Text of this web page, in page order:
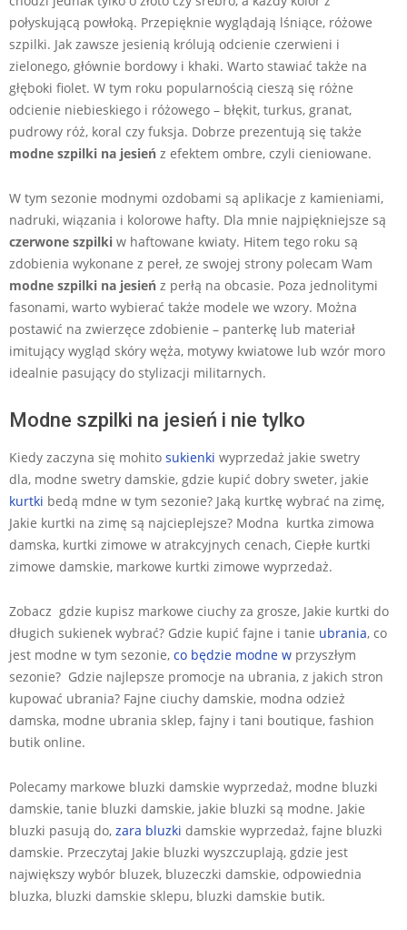
połyskującą powłoką. Przepięknie wyglądają lśniące, różowe
szpilki. Jak zawsze jesienią królują odcienie czerwieni i
zielonego, głównie bordowy i khaki. Warto stawiać także na
głęboki fiolet. W tym roku popularnością cieszą się różne
odcienie niebieskiego i różowego – błękit, turkus, granat,
pudrowy róż, koral czy fuksja. Dobrze prezentują się także
modne szpilki na jesień z efektem ombre, czyli cieniowane.
W tym sezonie modnymi ozdobami są aplikacje z kamieniami,
nadruki, wiązania i kolorowe hafty. Dla mnie najpiękniejsze są
czerwone szpilki w haftowane kwiaty. Hitem tego roku są
zdobienia wykonane z pereł, ze swojej strony polecam Wam
modne szpilki na jesień z perłą na obcasie. Poza jednolitymi
fasonami, warto wybierać także modele we wzory. Można
postawić na zwierzęce zdobienie – panterkę lub materiał
imitujący wygląd skóry węża, motywy kwiatowe lub wzór moro
idealnie pasujący do stylizacji militarnych.
Modne szpilki na jesień i nie tylko
Kiedy zaczyna się mohito sukienki wyprzedaż jakie swetry
dla, modne swetry damskie, gdzie kupić dobry sweter, jakie
kurtki bedą mdne w tym sezonie? Jaką kurtkę wybrać na zimę,
Jakie kurtki na zimę są najcieplejsze? Modna kurtka zimowa
damska, kurtki zimowe w atrakcyjnych cenach, Ciepłe kurtki
zimowe damskie, markowe kurtki zimowe wyprzedaż.
Zobacz gdzie kupisz markowe ciuchy za grosze, Jakie kurtki do
długich sukienek wybrać? Gdzie kupić fajne i tanie ubrania, co
jest modne w tym sezonie, co będzie modne w przyszłym
sezonie? Gdzie najlepsze promocje na ubrania, z jakich stron
kupować ubrania? Fajne ciuchy damskie, modna odzież
damska, modne ubrania sklep, fajny i tani boutique, fashion
butik online.
Polecamy markowe bluzki damskie wyprzedaż, modne bluzki
damskie, tanie bluzki damskie, jakie bluzki są modne. Jakie
bluzki pasują do, zara bluzki damskie wyprzedaż, fajne bluzki
damskie. Przeczytaj Jakie bluzki wyszczuplają, gdzie jest
największy wybór bluzek, bluzeczki damskie, odpowiednia
bluzka, bluzki damskie sklepu, bluzki damskie butik.